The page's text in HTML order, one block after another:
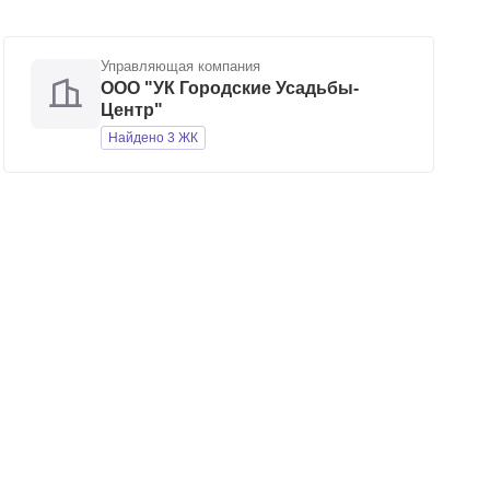
Управляющая компания
ООО "УК Городские Усадьбы-
Центр"
Найдено 3 ЖК